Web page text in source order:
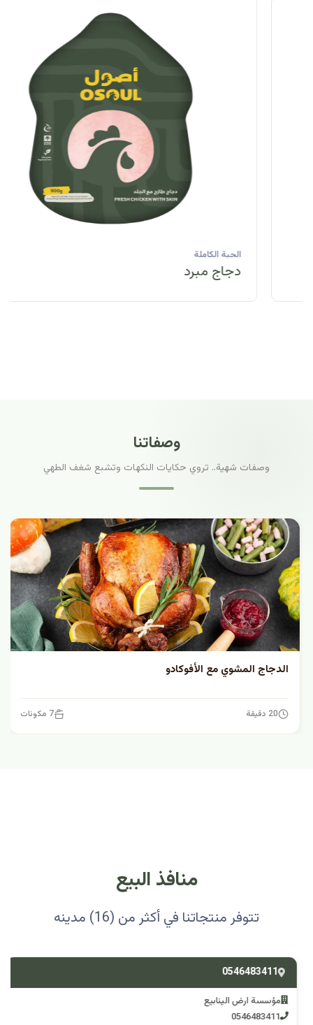
الحبة الكاملة
دجاج مبرد
وصفاتنا
وصفات شهية.. تروي حكايات النكهات وتشبع شغف الطهي
الدجاج المشوي مع الأفوكادو
20 دقيقة 7 مكونات
منافذ البيع
تتوفر منتجاتنا في أكثر من (16) مدينه
0546483411
مؤسسة ارض الينابيع
0546483411